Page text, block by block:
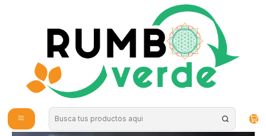
Envío gratis por compras sobre los 59.990 en la provincia de Santiago
Harinas y Mezclas